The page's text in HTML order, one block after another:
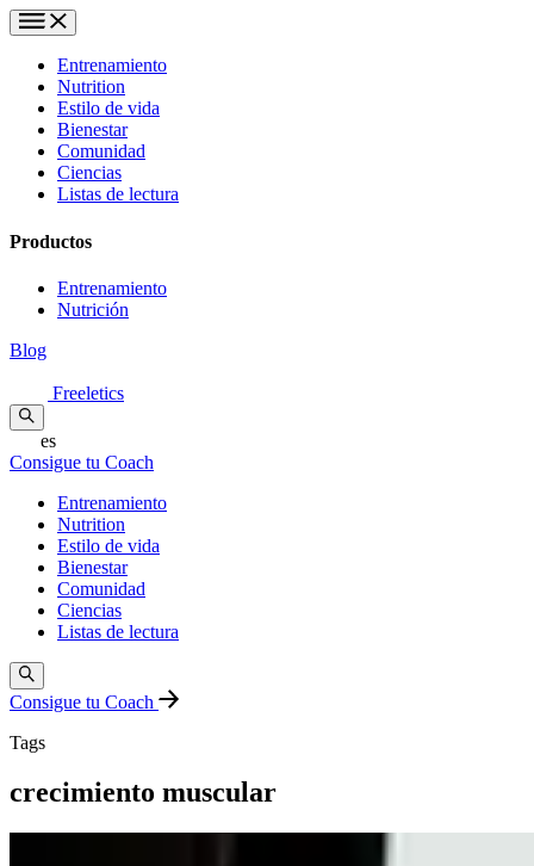
Entrenamiento
Nutrition
Estilo de vida
Bienestar
Comunidad
Ciencias
Listas de lectura
Productos
Entrenamiento
Nutrición
Blog
Freeletics
es
Consigue tu Coach
Entrenamiento
Nutrition
Estilo de vida
Bienestar
Comunidad
Ciencias
Listas de lectura
Consigue tu Coach
Tags
crecimiento muscular